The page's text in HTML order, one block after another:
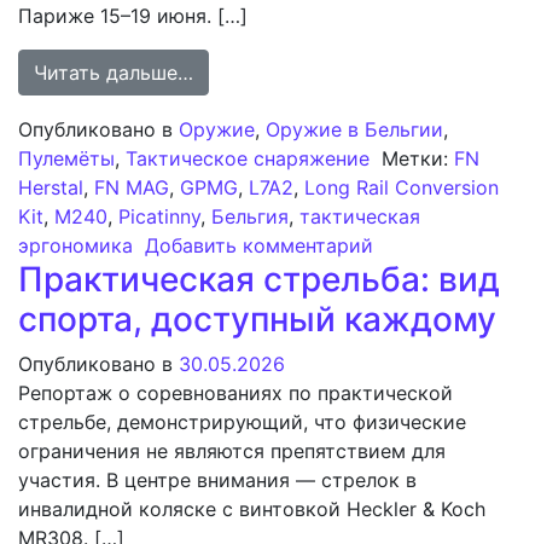
Париже 15–19 июня. […]
Читать дальше…
Опубликовано в Оружие, Оружие в Бельгии,
Пулемёты, Тактическое снаряжение Метки: FN
Herstal, FN MAG, GPMG, L7A2, Long Rail Conversion
Kit, M240, Picatinny, Бельгия, тактическая
эргономика Добавить комментарий
Практическая стрельба: вид
спорта, доступный каждому
Опубликовано в 30.05.2026
Репортаж о соревнованиях по практической
стрельбе, демонстрирующий, что физические
ограничения не являются препятствием для
участия. В центре внимания — стрелок в
инвалидной коляске с винтовкой Heckler & Koch
MR308. […]